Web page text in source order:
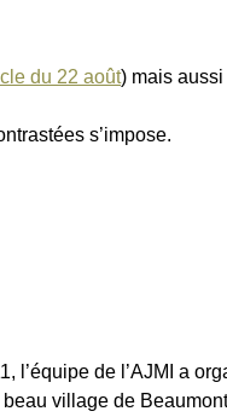
du 22 août) mais
s’impose.
l’équipe de l’AJMI a
village de